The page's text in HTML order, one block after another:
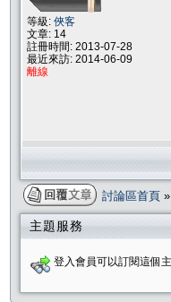
等級: 俠客
文章: 14
註冊時間: 2013-07-28
最近來訪: 2014-06-09
離線
討論區首頁 »
主題服務
登入會員可以訂閱這個